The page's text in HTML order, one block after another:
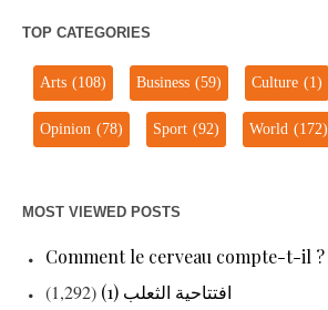
TOP CATEGORIES
Arts(108) Business(59) Culture(1)
Opinion(78) Sport(92) World(172)
MOST VIEWED POSTS
Comment le cerveau compte-t-il ?
افتتاحية الثعلب (1)
(1,292)